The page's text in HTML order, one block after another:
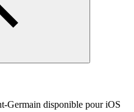
Germain disponible pour iOS